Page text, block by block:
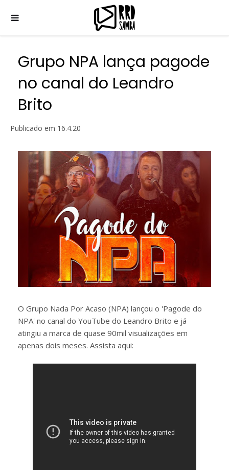
Grupo NPA lança pagode
no canal do Leandro
Brito
Publicado em 16.4.20
O Grupo Nada Por Acaso (NPA) lançou o 'Pagode do
NPA' no canal do YouTube do Leandro Brito e já
atingiu a marca de quase 90mil visualizações em
apenas dois meses. Assista aqui: